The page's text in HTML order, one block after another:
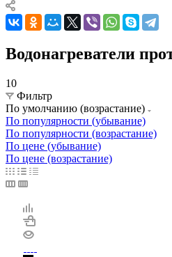
Водонагреватели
10
Фильтр
По умолчанию (возрастание)
По популярности (убывание)
По популярности (возрастание)
По цене (убывание)
По цене (возрастание)